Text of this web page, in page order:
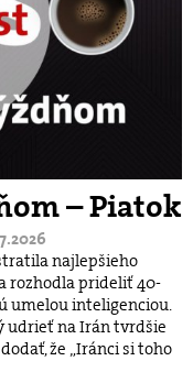
– Piatok
najlepšieho
rozhodla prideliť 40-
umelou inteligenciou.
udrieť na Irán tvrdšie
že „Iránci si toho